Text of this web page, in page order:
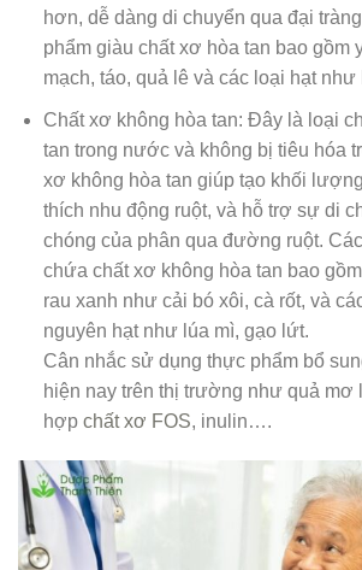
hơn, dễ dàng di chuyển qua đại
phẩm giàu chất xơ hòa tan bao gồm
mạch, táo, quả lê và các loại hạt như
Chất xơ không hòa tan: Đây là loại
tan trong nước và không bị tiêu hóa
xơ không hòa tan giúp tạo khối
thích nhu động ruột, và hỗ trợ sự di
chóng của phân qua đường ruột.
chứa chất xơ không hòa tan bao
rau xanh như cải bó xôi, cà rốt, và
nguyên hạt như lúa mì, gạo lứt.
Cân nhắc sử dụng thực phẩm bổ
hiện nay trên thị trường như quả mơ
hợp chất xơ FOS, inulin….